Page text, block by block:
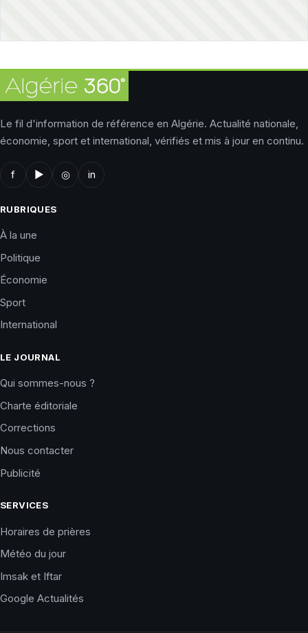
Le fil d'information de référence en Algérie. Actualité nationale,
économie, sport et international, vérifiés et mis à jour en continu.
f ▶ ◎ in
RUBRIQUES
À la une
Politique
Économie
Sport
International
LE JOURNAL
Qui sommes-nous ?
Charte éditoriale
Corrections
Nous contacter
Publicité
SERVICES
Horaires de prières
Météo du jour
Imsak et Iftar
Google Actualités